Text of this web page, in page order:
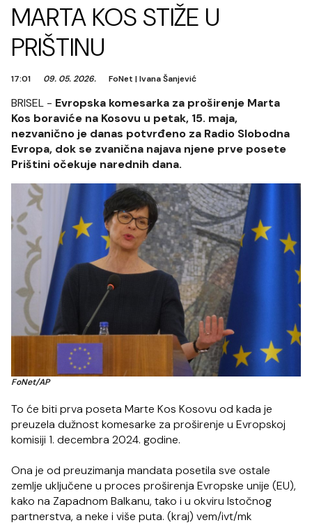
MARTA KOS STIŽE U
PRIŠTINU
17:01 09. 05. 2026. FoNet |Ivana Šanjević
BRISEL - Evropska komesarka za proširenje Marta
Kos boraviće na Kosovu u petak, 15. maja,
nezvanično je danas potvrđeno za Radio Slobodna
Evropa, dok se zvanična najava njene prve posete
Prištini očekuje narednih dana.
FoNet/AP
To će biti prva poseta Marte Kos Kosovu od kada je
preuzela dužnost komesarke za proširenje u Evropskoj
komisiji 1. decembra 2024. godine.
Ona je od preuzimanja mandata posetila sve ostale
zemlje uključene u proces proširenja Evropske unije (EU),
kako na Zapadnom Balkanu, tako i u okviru Istočnog
partnerstva, a neke i više puta. (kraj) vem/ivt/mk